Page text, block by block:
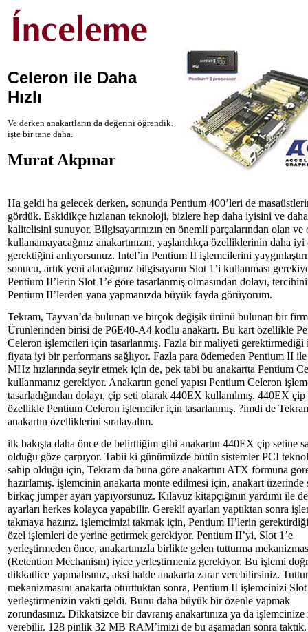
Celeron ile Daha
Hızlı
Ve derken anakartların da değerini öğrendik.
işte bir tane daha.
Murat Akpınar
Ha geldi ha gelecek derken, sonunda Pentium 400’leri de
gördük. Eskidikçe hızlanan teknoloji, bizlere hep daha iyisini ve daha
kalitelisini sunuyor. Bilgisayarınızın en önemli parçalarından olan ve
kullanamayacağınız anakartınızın, yaşlandıkça özelliklerinin daha iyi
gerektiğini anlıyorsunuz. Intel’in Pentium II işlemcilerini
sonucu, artık yeni alacağımız bilgisayarın Slot 1’i kullanması
Pentium II’lerin Slot 1’e göre tasarlanmış olmasından dolayı,
Pentium II’lerden yana yapmanızda büyük fayda görüyorum.
Tekram, Tayvan’da bulunan ve birçok değişik ürünü bulunan bir
Ürünlerinden birisi de P6E40-A4 kodlu anakartı. Bu kart özellikle
Celeron işlemcileri için tasarlanmış. Fazla bir maliyeti gerektirmediği
fiyata iyi bir performans sağlıyor. Fazla para ödemeden Pentium II
MHz hızlarında seyir etmek için de, pek tabi bu anakartta Pentium
kullanmanız gerekiyor. Anakartın genel yapısı Pentium Celeron
tasarladığından dolayı, çip seti olarak 440EX kullanılmış. 440EX
özellikle Pentium Celeron işlemciler için tasarlanmış. ?imdi de
anakartın özelliklerini sıralayalım.
ilk bakışta daha önce de belirttiğim gibi anakartın 440EX çip setine
olduğu göze çarpıyor. Tabii ki günümüzde bütün sistemler PCI
sahip olduğu için, Tekram da buna göre anakartını ATX formuna
hazırlamış. işlemcinin anakarta monte edilmesi için, anakart üzerinde
birkaç jumper ayarı yapıyorsunuz. Kılavuz kitapçığının yardımı ile
ayarları herkes kolayca yapabilir. Gerekli ayarları yaptıktan sonra
takmaya hazırız. işlemcimizi takmak için, Pentium II’lerin
özel işlemleri de yerine getirmek gerekiyor. Pentium II’yi, Slot 1’e
yerleştirmeden önce, anakartınızla birlikte gelen tutturma
(Retention Mechanism) iyice yerleştirmeniz gerekiyor. Bu işlemi
dikkatlice yapmalısınız, aksi halde anakarta zarar verebilirsiniz.
mekanizmasını anakarta oturttuktan sonra, Pentium II işlemcinizi Slot
yerleştirmenizin vakti geldi. Bunu daha büyük bir özenle yapmak
zorundasınız. Dikkatsizce bir davranış anakartınıza ya da işlemcinize
verebilir. 128 pinlik 32 MB RAM’imizi de bu aşamadan sonra taktık.